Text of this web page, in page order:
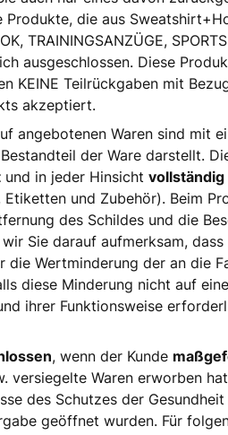
die aus
TRAININGSANZÜGE,
ausgeschlossen. Diese
KEINE Teilrückgaben mit
akzeptiert.
angebotenen Waren sind mit
der Ware darstellt.
und in jeder Hinsichtvollständig
und Zubehör). Beim
des Schildes und die
Sie darauf aufmerksam, dass
die Wertminderung der an die
diese Minderung nicht auf
ihrer Funktionsweise
, wenn der Kunde
versiegelte Waren erworben
des Schutzes der
geöffnet wurden. Für